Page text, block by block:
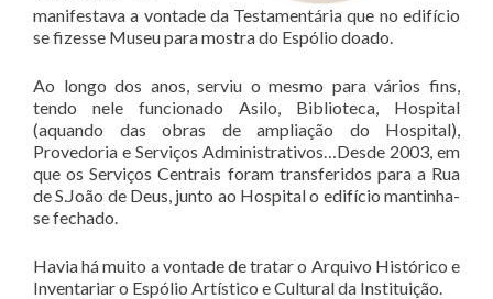
manifestava a vontade da Testamentária que no edifício
se fizesse Museu para mostra do Espólio doado.
Ao longo dos anos, serviu o mesmo para vários fins,
tendo nele funcionado Asilo, Biblioteca, Hospital
(aquando das obras de ampliação do Hospital),
Provedoria e Serviços Administrativos…Desde 2003, em
que os Serviços Centrais foram transferidos para a Rua
de S.João de Deus, junto ao Hospital o edifício mantinha-
se fechado.
Havia há muito a vontade de tratar o Arquivo Histórico e
Inventariar o Espólio Artístico e Cultural da Instituição.